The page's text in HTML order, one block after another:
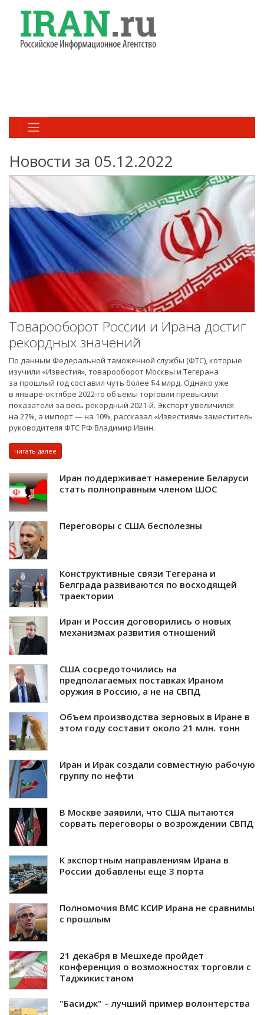
Новости за 05.12.2022
Товарооборот России и Ирана достиг
рекордных значений
По данным Федеральной таможенной службы (ФТС), которые
изучили «Известия», товарооборот Москвы и Тегерана
за прошлый год составил чуть более $4 млрд. Однако уже
в январе-октябре 2022-го объемы торговли превысили
показатели за весь рекордный 2021-й. Экспорт увеличился
на 27%, а импорт — на 10%, рассказал «Известиям» заместитель
руководителя ФТС РФ Владимир Ивин.
читать далее
Иран поддерживает намерение Беларуси
стать полноправным членом ШОС
Переговоры с США бесполезны
Конструктивные связи Тегерана и
Белграда развиваются по восходящей
траектории
Иран и Россия договорились о новых
механизмах развития отношений
США сосредоточились на
предполагаемых поставках Ираном
оружия в Россию, а не на СВПД
Объем производства зерновых в Иране в
этом году составит около 21 млн. тонн
Иран и Ирак создали совместную рабочую
группу по нефти
В Москве заявили, что США пытаются
сорвать переговоры о возрождении СВПД
К экспортным направлениям Ирана в
России добавлены еще 3 порта
Полномочия ВМС КСИР Ирана не сравнимы
с прошлым
21 декабря в Мешхеде пройдет
конференция о возможностях торговли с
Таджикистаном
"Басидж" – лучший пример волонтерства